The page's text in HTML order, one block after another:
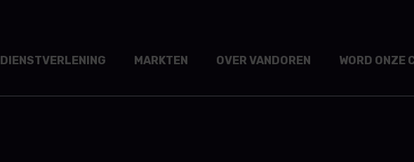
DIENSTVERLENING MARKTEN OVER VANDOREN WORD ONZE